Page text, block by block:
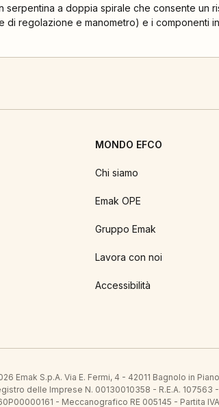
a doppia spirale che consente un
regolazione e manometro) e i componenti
MONDO EFCO
Chi siamo
Emak OPE
Gruppo Emak
Lavora con noi
Accessibilità
Emak S.p.A. Via E. Fermi, 4 - 42011 Bagnolo in
delle Imprese N. 00130010358 - R.E.A.
- Meccanografico RE 005145 - Partita